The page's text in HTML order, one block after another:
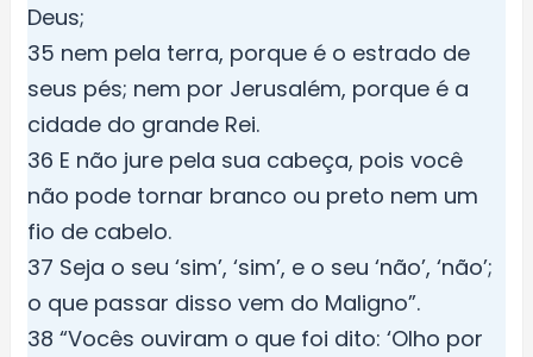
Deus;
35 nem pela terra, porque é o estrado de
seus pés; nem por Jerusalém, porque é a
cidade do grande Rei.
36 E não jure pela sua cabeça, pois você
não pode tornar branco ou preto nem um
fio de cabelo.
37 Seja o seu ‘sim’, ‘sim’, e o seu ‘não’, ‘não’;
o que passar disso vem do Maligno”.
38 “Vocês ouviram o que foi dito: ‘Olho por